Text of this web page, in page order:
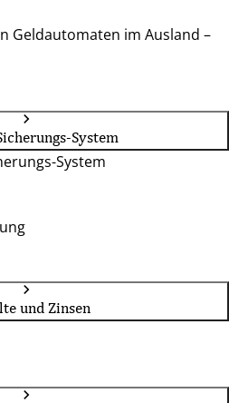
Geldautomaten im Ausland –
System
System
und Zinsen